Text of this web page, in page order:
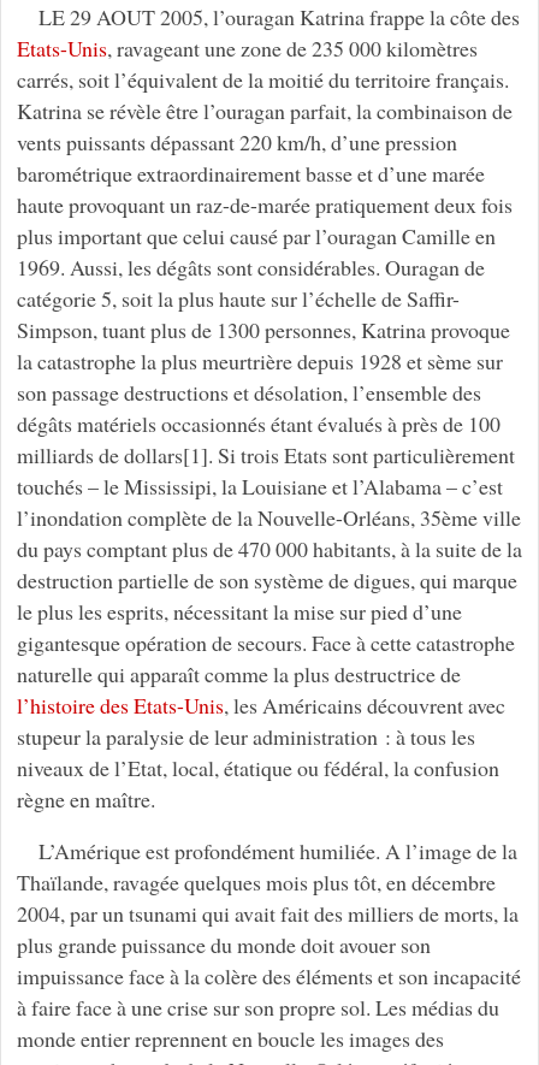
LE 29 AOUT 2005, l’ouragan Katrina frappe la côte des
Etats-Unis, ravageant une zone de 235 000 kilomètres
carrés, soit l’équivalent de la moitié du territoire français.
Katrina se révèle être l’ouragan parfait, la combinaison de
vents puissants dépassant 220 km/h, d’une pression
barométrique extraordinairement basse et d’une marée
haute provoquant un raz-de-marée pratiquement deux fois
plus important que celui causé par l’ouragan Camille en
1969. Aussi, les dégâts sont considérables. Ouragan de
catégorie 5, soit la plus haute sur l’échelle de Saffir-
Simpson, tuant plus de 1300 personnes, Katrina provoque
la catastrophe la plus meurtrière depuis 1928 et sème sur
son passage destructions et désolation, l’ensemble des
dégâts matériels occasionnés étant évalués à près de 100
milliards de dollars[1]. Si trois Etats sont particulièrement
touchés – le Mississipi, la Louisiane et l’Alabama – c’est
l’inondation complète de la Nouvelle-Orléans, 35ème ville
du pays comptant plus de 470 000 habitants, à la suite de la
destruction partielle de son système de digues, qui marque
le plus les esprits, nécessitant la mise sur pied d’une
gigantesque opération de secours. Face à cette catastrophe
naturelle qui apparaît comme la plus destructrice de
l’histoire des Etats-Unis, les Américains découvrent avec
stupeur la paralysie de leur administration : à tous les
niveaux de l’Etat, local, étatique ou fédéral, la confusion
règne en maître.
L’Amérique est profondément humiliée. A l’image de la
Thaïlande, ravagée quelques mois plus tôt, en décembre
2004, par un tsunami qui avait fait des milliers de morts, la
plus grande puissance du monde doit avouer son
impuissance face à la colère des éléments et son incapacité
à faire face à une crise sur son propre sol. Les médias du
monde entier reprennent en boucle les images des